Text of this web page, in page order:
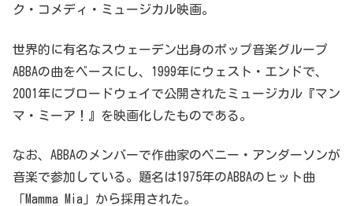
ク・コメディ・ミュージカル映画。
世界的に有名なスウェーデン出身のポップ音楽グループ
ABBAの曲をベースにし、1999年にウェスト・エンドで、
2001年にブロードウェイで公開されたミュージカル『マン
マ・ミーア！』を映画化したものである。
なお、ABBAのメンバーで作曲家のベニー・アンダーソンが
音楽で参加している。題名は1975年のABBAのヒット曲
「Mamma Mia」から採用された。